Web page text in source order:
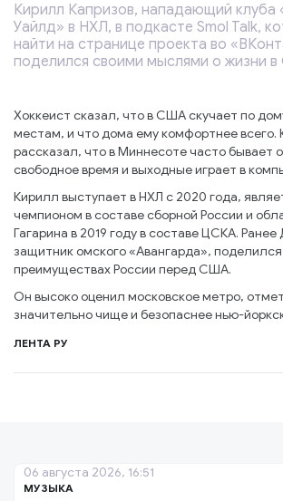
Кирилл Капризов, нападающий клуба
Уайлд» в НХЛ, в подкасте Smol Talk,
найти на странице проекта во
поделился своими мыслями о жизни
Хоккеист сказал, что в США скучает по
местам, и что дома ему комфортнее всего.
рассказал, что в Миннесоте часто бывает
свободное время и выходные играет в
Кирилл выступает в НХЛ с 2020 года,
чемпионом в составе сборной России и
Гагарина в 2019 году в составе ЦСКА.
защитник омского «Авангарда»,
преимуществах России перед США.
Он высоко оценил московское метро,
значительно чище и безопаснее нью-
ЛЕНТА РУ
МУЗЫКА
06 августа 2026, 16:51